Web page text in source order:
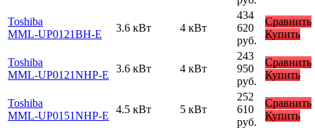
Toshiba
MML-UP0121BH-E
3.6 кВт 4 кВт
434
620
руб.
Сравнить
Купить
Toshiba
MML-UP0121NHP-E
3.6 кВт 4 кВт
243
950
руб.
Сравнить
Купить
Toshiba
MML-UP0151NHP-E
4.5 кВт 5 кВт
252
610
руб.
Сравнить
Купить